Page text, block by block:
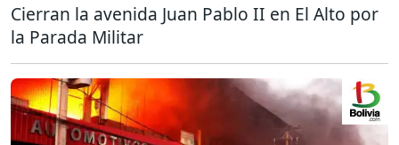
Cierran la avenida Juan Pablo II en El Alto por
la Parada Militar